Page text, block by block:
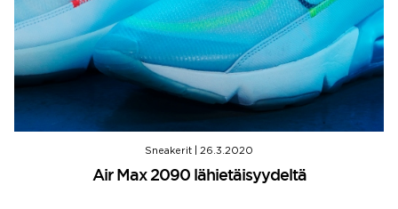
Sneakerit 26.3.2020
Air Max 2090 lähietäisyydeltä